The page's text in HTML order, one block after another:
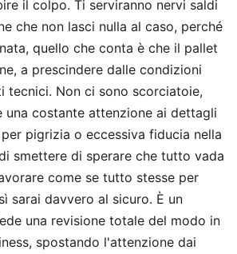
il colpo. Ti serviranno nervi saldi
che non lasci nulla al caso, perché
quello che conta è che il pallet
a prescindere dalle condizioni
tecnici. Non ci sono scorciatoie,
una costante attenzione ai dettagli
pigrizia o eccessiva fiducia nella
smettere di sperare che tutto vada
come se tutto stesse per
sarai davvero al sicuro. È un
una revisione totale del modo in
spostando l'attenzione dai